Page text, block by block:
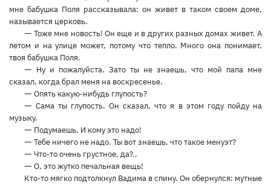
мне бабушка Поля рассказывала: он живет в таком своем доме,
называется церковь.
— Тоже мне новость! Он еще и в других разных домах живет. А
летом и на улице может, потому что тепло. Много она понимает,
твоя бабушка Поля.
— Ну и пожалуйста. Зато ты не знаешь, что мой папа мне
сказал, когда брал меня на воскресенье.
— Опять какую-нибудь глупость?
— Сама ты глупость. Он сказал, что я в этом году пойду на
музыку.
— Подумаешь. И кому это надо!
— Тебе ничего не надо. Ты вот знаешь, что такое менуэт?
— Что-то очень грустное, да?..
— О, это жутко печальная вещь!
Кто-то мягко подтолкнул Вадима в спину. Он обернулся: мутные